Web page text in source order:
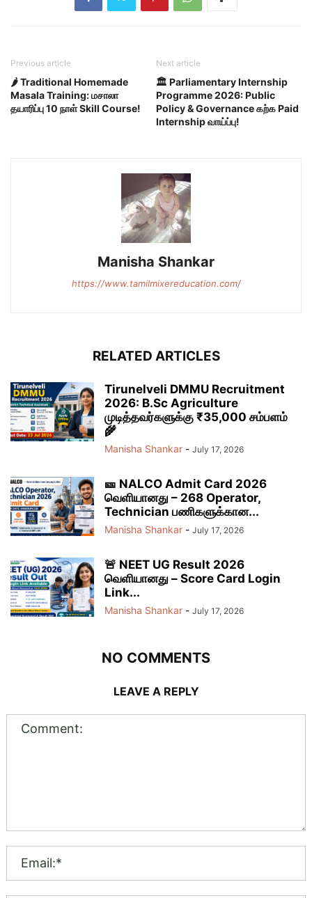
Previous article
🌶️ Traditional Homemade
Masala Training: மசாலா
தயாரிப்பு 10 நாள் Skill Course!
Next article
🏛️ Parliamentary Internship
Programme 2026: Public
Policy & Governance கற்க Paid
Internship வாய்ப்பு!
Manisha Shankar
https://www.tamilmixereducation.com/
RELATED ARTICLES
Tirunelveli DMMU Recruitment
2026: B.Sc Agriculture
முடித்தவர்களுக்கு ₹35,000 சம்பளம்
🌾
Manisha Shankar - July 17, 2026
🎫 NALCO Admit Card 2026
வெளியானது – 268 Operator,
Technician பணிகளுக்கான...
Manisha Shankar - July 17, 2026
🚨 NEET UG Result 2026
வெளியானது – Score Card Login
Link...
Manisha Shankar - July 17, 2026
NO COMMENTS
LEAVE A REPLY